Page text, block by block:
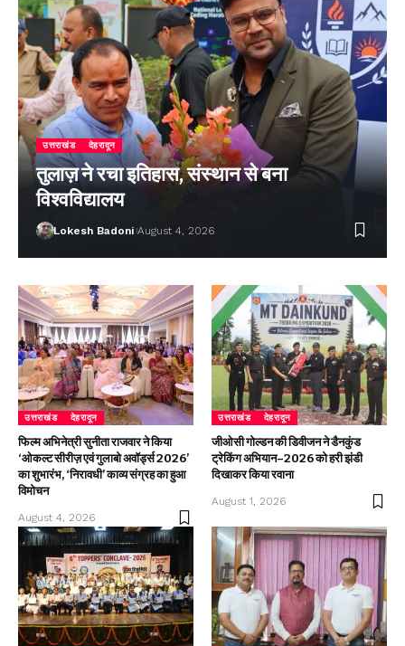
उत्तराखंड देहरादून
तुलाज़ ने रचा इतिहास, संस्थान से बना
विश्वविद्यालय
Lokesh Badoni August 4, 2026
उत्तराखंड देहरादून
फिल्म अभिनेत्री सुनीता राजवार ने किया
‘ओकल्ट सीरीज़ एवं गुलाबो अवॉर्ड्स 2026’
का शुभारंभ, ‘निरावधी’ काव्य संग्रह का हुआ
विमोचन
August 4, 2026
उत्तराखंड देहरादून
जीओसी गोल्डन की डिवीजन ने डैनकुंड
ट्रेकिंग अभियान–2026 को हरी झंडी
दिखाकर किया रवाना
August 1, 2026